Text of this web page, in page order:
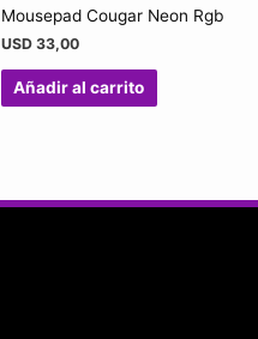
Mousepad Cougar Neon Rgb
USD 33,00
Añadir al carrito